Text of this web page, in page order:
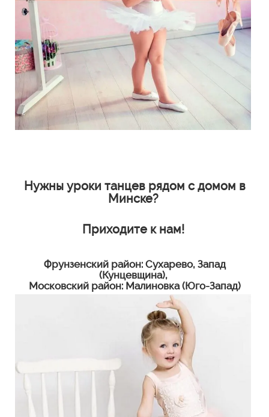
Нужны уроки танцев рядом с домом в
Минске?
Приходите к нам!
Фрунзенский район: Сухарево, Запад
(Кунцевщина),
Московский район: Малиновка (Юго-Запад)